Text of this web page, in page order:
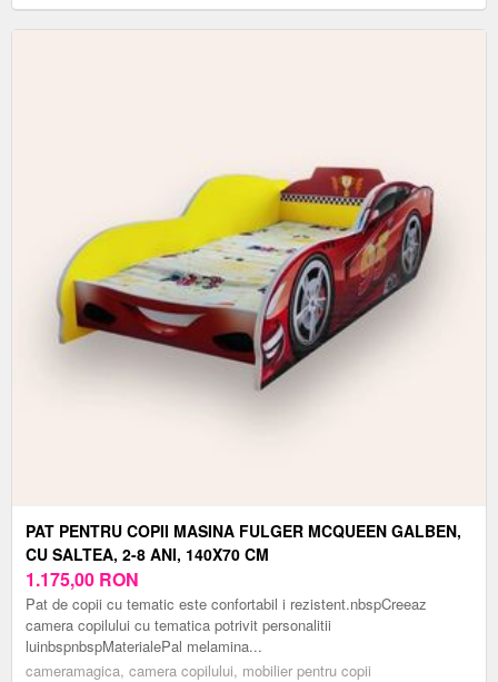
PAT PENTRU COPII MASINA FULGER MCQUEEN GALBEN,
CU SALTEA, 2-8 ANI, 140X70 CM
1.175,00 RON
Pat de copii cu tematic este confortabil i rezistent.nbspCreeaz
camera copilului cu tematica potrivit personalitii
luinbspnbspMaterialePal melamina...
cameramagica, camera copilului, mobilier pentru copii